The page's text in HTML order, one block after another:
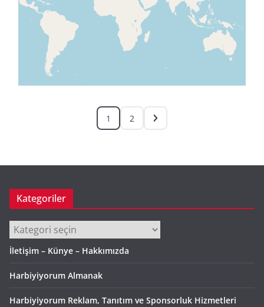
1 2
Kategoriler
Kategoriler
İletişim – Künye – Hakkımızda
Harbiyiyorum Almanak
Harbiyiyorum Reklam, Tanıtım ve Sponsorluk Hizmetleri